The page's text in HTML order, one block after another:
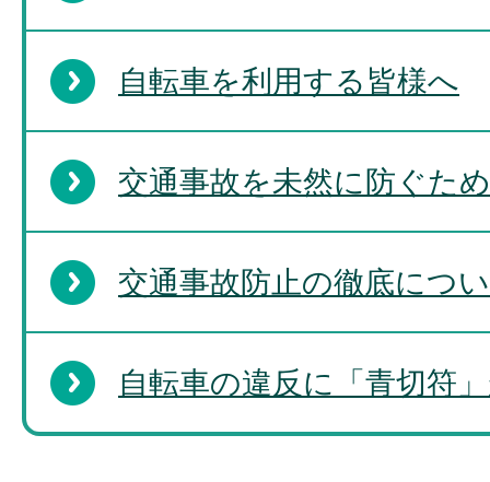
自転車を利用する皆様へ
交通事故を未然に防ぐた
交通事故防止の徹底につ
自転車の違反に「青切符